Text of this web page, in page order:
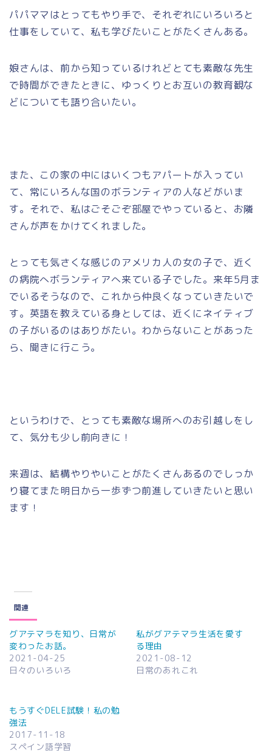
パパママはとってもやり手で、それぞれにいろいろと
仕事をしていて、私も学びたいことがたくさんある。
娘さんは、前から知っているけれどとても素敵な先生
で時間ができたときに、ゆっくりとお互いの教育観な
どについても語り合いたい。
また、この家の中にはいくつもアパートが入ってい
て、常にいろんな国のボランティアの人などがいま
す。それで、私はごそごぞ部屋でやっていると、お隣
さんが声をかけてくれました。
とっても気さくな感じのアメリカ人の女の子で、近く
の病院へボランティアへ来ている子でした。来年5月ま
でいるそうなので、これから仲良くなっていきたいで
す。英語を教えている身としては、近くにネイティブ
の子がいるのはありがたい。わからないことがあった
ら、聞きに行こう。
というわけで、とっても素敵な場所へのお引越しをし
て、気分も少し前向きに！
来週は、結構やりやいことがたくさんあるのでしっか
り寝てまた明日から一歩ずつ前進していきたいと思い
ます！
関連
グアテマラを知り、日常が
変わったお話。
2021-04-25
日々のいろいろ
私がグアテマラ生活を愛す
る理由
2021-08-12
日常のあれこれ
もうすぐDELE試験！私の勉
強法
2017-11-18
スペイン語学習